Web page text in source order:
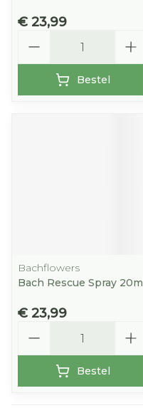
€ 23,99
Bestel
Bachflowers
Bach Rescue Spray
€ 23,99
Bestel